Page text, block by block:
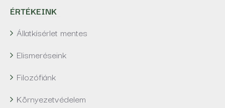
ÉRTÉKEINK
Állatkísérlet mentes
Elismeréseink
Filozófiánk
Környezetvédelem